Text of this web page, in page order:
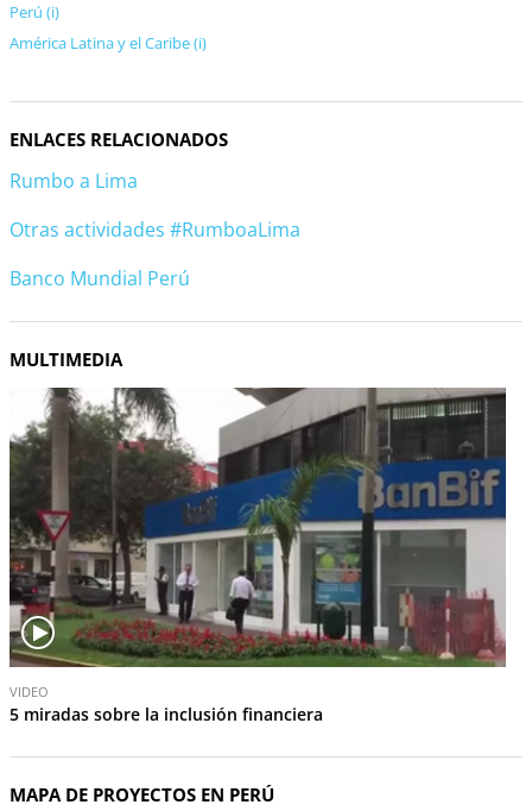
Perú (i)
América Latina y el Caribe (i)
ENLACES RELACIONADOS
Rumbo a Lima
Otras actividades #RumboaLima
Banco Mundial Perú
MULTIMEDIA
i
e
o
VIDEO
5 miradas sobre la inclusión financiera
MAPA DE PROYECTOS EN PERÚ